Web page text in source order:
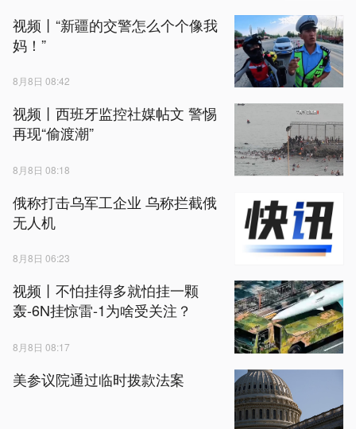
视频丨“新疆的交警怎么个个像我
妈！”
8月8日 08:42
视频丨西班牙监控社媒帖文 警惕
再现“偷渡潮”
8月8日 08:18
俄称打击乌军工企业 乌称拦截俄
无人机
8月8日 06:23
视频丨不怕挂得多就怕挂一颗
轰-6N挂惊雷-1为啥受关注？
8月8日 08:17
美参议院通过临时拨款法案